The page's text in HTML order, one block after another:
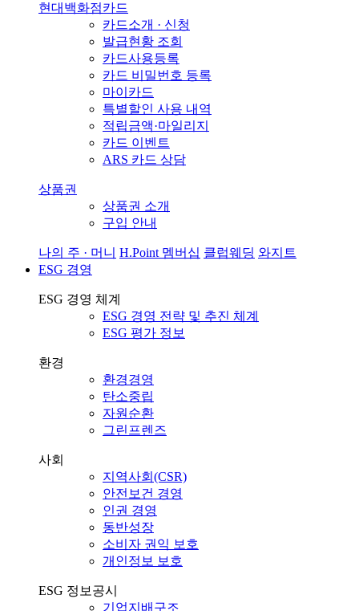
현대백화점카드
카드소개 · 신청
발급현황 조회
카드사용등록
카드 비밀번호 등록
마이카드
특별할인 사용 내역
적립금액·마일리지
카드 이벤트
ARS 카드 상담
상품권
상품권 소개
구입 안내
나의 주 · 머니 H.Point 멤버십 클럽웨딩 와지트
ESG 경영
ESG 경영 체계
ESG 경영 전략 및 추진 체계
ESG 평가 정보
환경
환경경영
탄소중립
자원순환
그린프렌즈
사회
지역사회(CSR)
안전보건 경영
인권 경영
동반성장
소비자 권익 보호
개인정보 보호
ESG 정보공시
기업지배구조